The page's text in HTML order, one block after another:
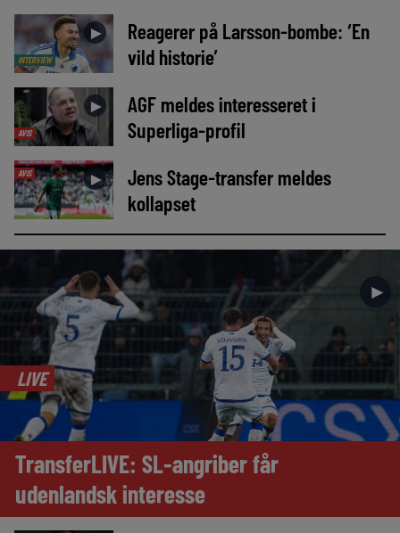
INTERVIEW
►
Reagerer på Larsson-bombe: ‘En
vild historie’
AVIS
►
AGF meldes interesseret i
Superliga-profil
AVIS ►
Jens Stage-transfer meldes
kollapset
►
LIVE
TransferLIVE: SL-angriber får
udenlandsk interesse